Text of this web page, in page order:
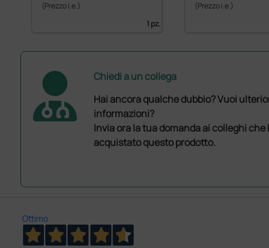
(Prezzo i.e.)
1 pz.
(Prezzo i.e.)
Chiedi a un collega
Hai ancora qualche dubbio? Vuoi
informazioni?
Invia ora la tua domanda ai colleghi che
acquistato questo prodotto.
Ottimo